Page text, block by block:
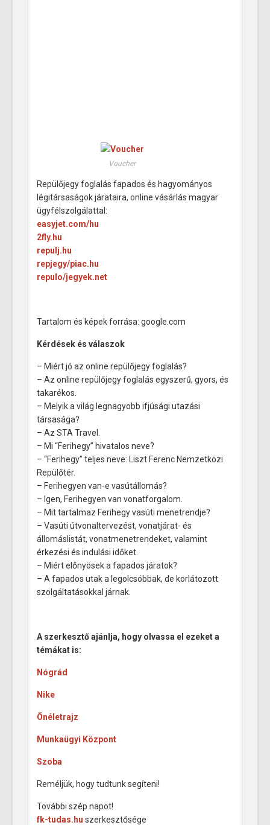
Voucher
Repülőjegy foglalás fapados és hagyományos
légitársaságok járataira, online vásárlás magyar
ügyfélszolgálattal:
easyjet.com/hu
2fly.hu
repulj.hu
repjegy/piac.hu
repulo/jegyek.net
Tartalom és képek forrása: google.com
Kérdések és válaszok
– Miért jó az online repülőjegy foglalás?
– Az online repülőjegy foglalás egyszerű, gyors, és
takarékos.
– Melyik a világ legnagyobb ifjúsági utazási
társasága?
– Az STA Travel.
– Mi “Ferihegy” hivatalos neve?
– “Ferihegy” teljes neve: Liszt Ferenc Nemzetközi
Repülőtér.
– Ferihegyen van-e vasútállomás?
– Igen, Ferihegyen van vonatforgalom.
– Mit tartalmaz Ferihegy vasúti menetrendje?
– Vasúti útvonaltervezést, vonatjárat- és
állomáslistát, vonatmenetrendeket, valamint
érkezési és indulási időket.
– Miért előnyösek a fapados járatok?
– A fapados utak a legolcsóbbak, de korlátozott
szolgáltatásokkal járnak.
A szerkesztő ajánlja, hogy olvassa el ezeket a
témákat is:
Nógrád
Nike
Önéletrajz
Munkaügyi Központ
Szoba
Reméljük, hogy tudtunk segíteni!
További szép napot!
fk-tudas.hu szerkesztősége